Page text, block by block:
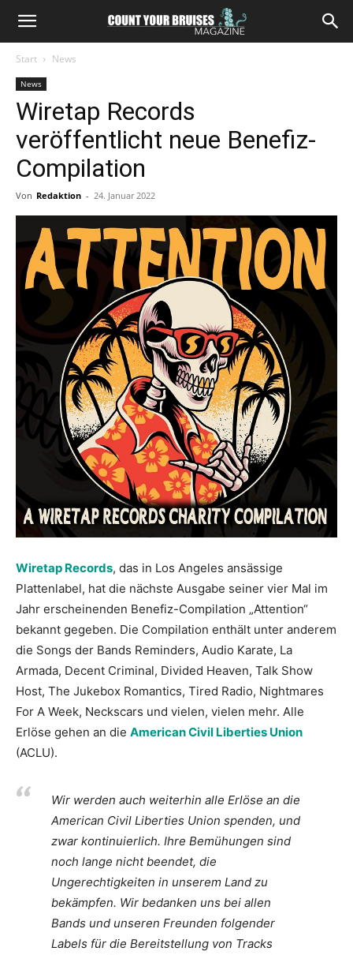
Start News
News
Wiretap Records
veröffentlicht neue Benefiz-
Compilation
Von Redaktion - 24. Januar 2022
Wiretap Records, das in Los Angeles ansässige
Plattenlabel, hat die nächste Ausgabe seiner vier Mal im
Jahr erscheinenden Benefiz-Compilation „Attention“
bekannt gegeben. Die Compilation enthält unter anderem
die Songs der Bands Reminders, Audio Karate, La
Armada, Decent Criminal, Divided Heaven, Talk Show
Host, The Jukebox Romantics, Tired Radio, Nightmares
For A Week, Neckscars und vielen, vielen mehr. Alle
Erlöse gehen an die American Civil Liberties Union
(ACLU).
Wir werden auch weiterhin alle Erlöse an die
American Civil Liberties Union spenden, und
zwar kontinuierlich. Ihre Bemühungen sind
noch lange nicht beendet, die
Ungerechtigkeiten in unserem Land zu
bekämpfen. Wir bedanken uns bei allen
Bands und unseren Freunden folgender
Labels für die Bereitstellung von Tracks